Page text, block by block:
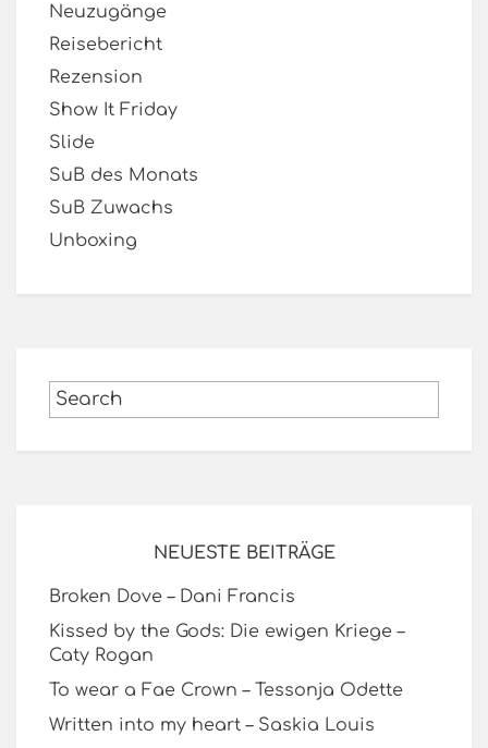
Neuzugänge
Reisebericht
Rezension
Show It Friday
Slide
SuB des Monats
SuB Zuwachs
Unboxing
NEUESTE BEITRÄGE
Broken Dove – Dani Francis
Kissed by the Gods: Die ewigen Kriege –
Caty Rogan
To wear a Fae Crown – Tessonja Odette
Written into my heart – Saskia Louis